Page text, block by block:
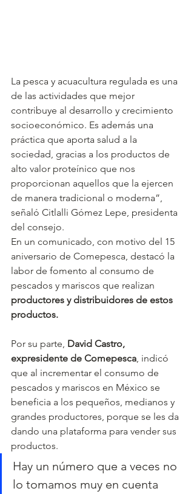
La pesca y acuacultura regulada es una
de las actividades que mejor
contribuye al desarrollo y crecimiento
socioeconómico. Es además una
práctica que aporta salud a la
sociedad, gracias a los productos de
alto valor proteínico que nos
proporcionan aquellos que la ejercen
de manera tradicional o moderna”,
señaló Citlalli Gómez Lepe, presidenta
del consejo.
En un comunicado, con motivo del 15
aniversario de Comepesca, destacó la
labor de fomento al consumo de
pescados y mariscos que realizan
productores y distribuidores de estos
productos.
Por su parte, David Castro,
expresidente de Comepesca , indicó
que al incrementar el consumo de
pescados y mariscos en México se
beneficia a los pequeños, medianos y
grandes productores, porque se les da
dando una plataforma para vender sus
productos.
Hay un número que a veces no
lo tomamos muy en cuenta